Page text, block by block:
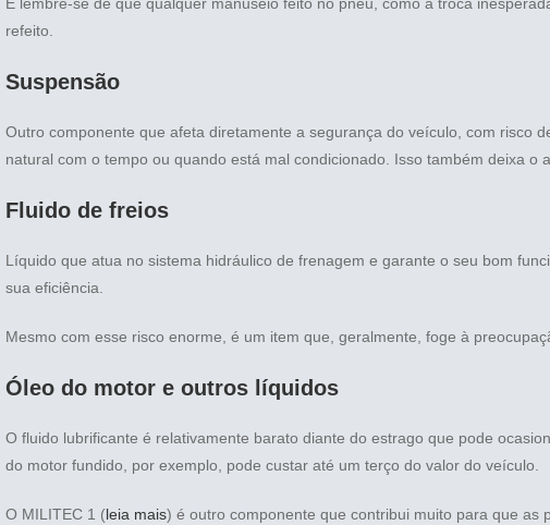
refeito.
Suspensão
Outro componente que afeta diretamente a segurança do veículo, com risco
natural com o tempo ou quando está mal condicionado. Isso também deixa o
Fluido de freios
Líquido que atua no sistema hidráulico de frenagem e garante o seu bom
sua eficiência.
Mesmo com esse risco enorme, é um item que, geralmente, foge à
Óleo do motor e outros líquidos
O fluido lubrificante é relativamente barato diante do estrago que pode
do motor fundido, por exemplo, pode custar até um terço do valor do veículo.
O MILITEC 1 (leia mais) é outro componente que contribui muito para que as